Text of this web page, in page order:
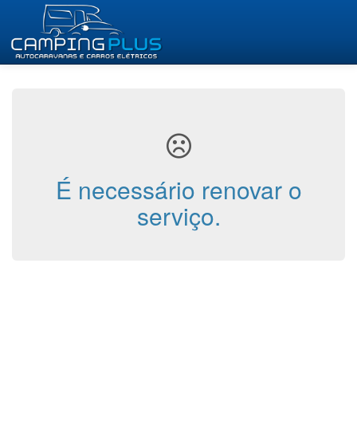
É necessário renovar o
serviço.